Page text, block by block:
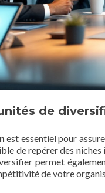
de
est essentiel pour
de repérer des
permet
de votre